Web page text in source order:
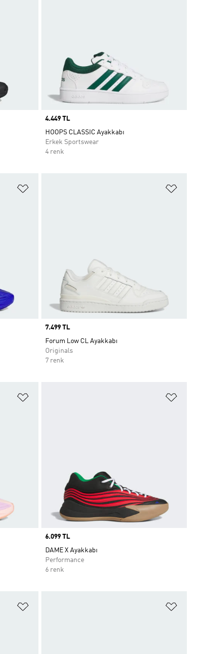
Price
4.449 TL
HOOPS CLASSIC Ayakkabı
Erkek Sportswear
4 renk
Price
7.499 TL
Forum Low CL Ayakkabı
Originals
7 renk
Price
6.099 TL
DAME X Ayakkabı
Performance
6 renk